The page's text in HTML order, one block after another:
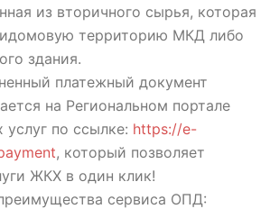
из вторичного сырья, которая
территорию МКД либо
здания.
платежный документ
на Региональном портале
услуг по ссылке: https://e-
, который позволяет
ЖКХ в один клик!
сервиса ОПД: